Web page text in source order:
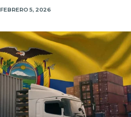
FEBRERO 5, 2026